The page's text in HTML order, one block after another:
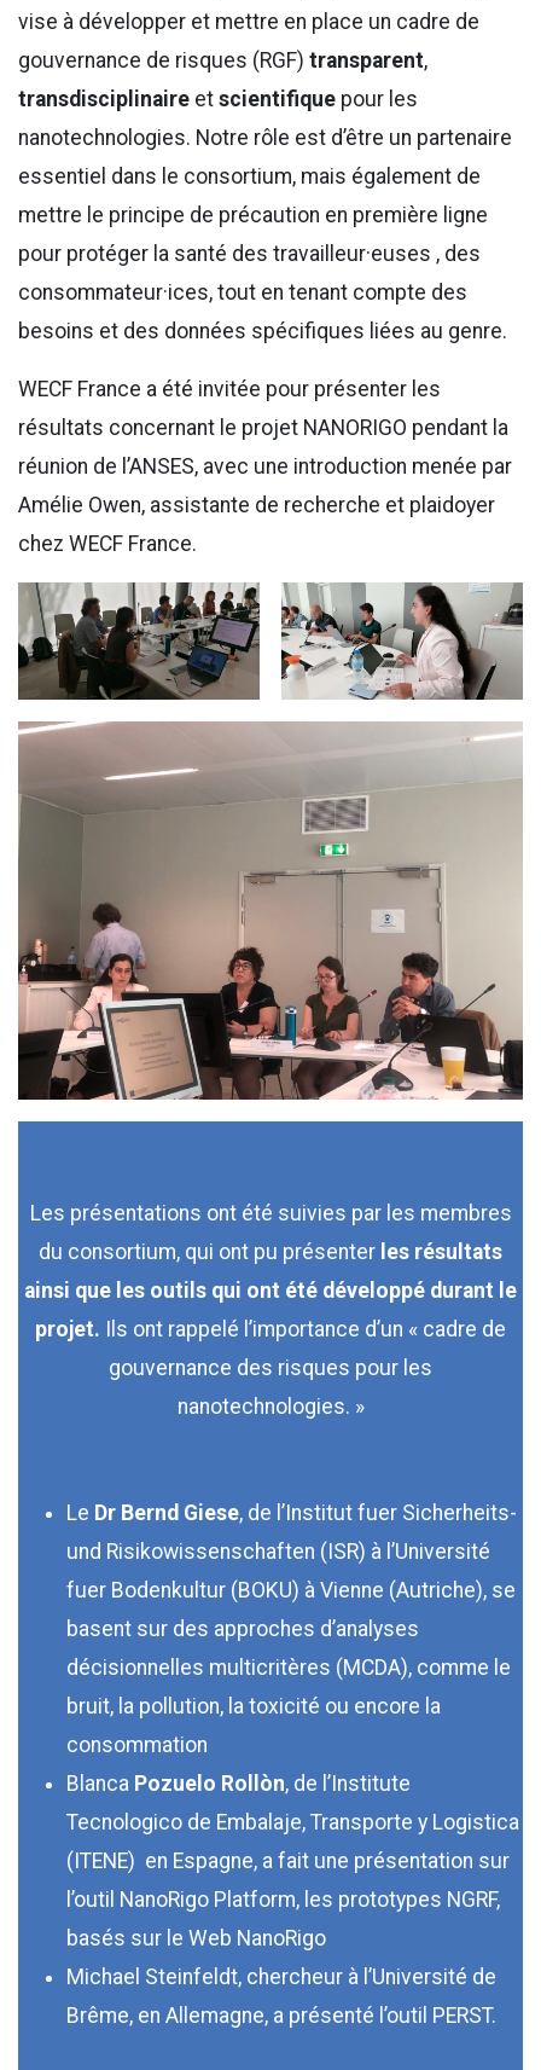
vise à développer et mettre en place un cadre de
gouvernance de risques (RGF) transparent,
transdisciplinaire et scientifique pour les
nanotechnologies. Notre rôle est d’être un partenaire
essentiel dans le consortium, mais également de
mettre le principe de précaution en première ligne
pour protéger la santé des travailleur·euses , des
consommateur·ices, tout en tenant compte des
besoins et des données spécifiques liées au genre.
WECF France a été invitée pour présenter les
résultats concernant le projet NANORIGO pendant la
réunion de l’ANSES, avec une introduction menée par
Amélie Owen, assistante de recherche et plaidoyer
chez WECF France.
Les présentations ont été suivies par les membres
du consortium, qui ont pu présenter les résultats
ainsi que les outils qui ont été développé durant le
projet. Ils ont rappelé l’importance d’un « cadre de
gouvernance des risques pour les
nanotechnologies. »
Le Dr Bernd Giese, de l’Institut fuer Sicherheits-
und Risikowissenschaften (ISR) à l’Université
fuer Bodenkultur (BOKU) à Vienne (Autriche), se
basent sur des approches d’analyses
décisionnelles multicritères (MCDA), comme le
bruit, la pollution, la toxicité ou encore la
consommation
Blanca Pozuelo Rollòn, de l’Institute
Tecnologico de Embalaje, Transporte y Logistica
(ITENE) en Espagne, a fait une présentation sur
l’outil NanoRigo Platform, les prototypes NGRF,
basés sur le Web NanoRigo
Michael Steinfeldt, chercheur à l’Université de
Brême, en Allemagne, a présenté l’outil PERST.